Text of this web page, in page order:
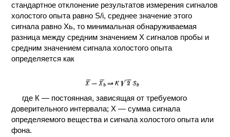
стандартное отклонение результатов измерения сигналов
холостого опыта равно S/i, среднее значение этого
сигнала равно Хь, то минимальная обнаруживаемая
разница между средним значением X сигналов пробы и
средним значением сигнала холостого опыта
определяется как
где К — постоянная, зависящая от требуемого
доверительного интервала; X — сумма сигнала
определяемого вещества и сигнала холостого опыта или
фона.